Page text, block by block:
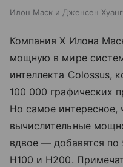
Илон Маск и Дженсен
Компания X Илона
мощную в мире
интеллекта Colossus,
100 000 графических
Но самое
вычислительные
вдвое — добавятся по
H100 и H200.